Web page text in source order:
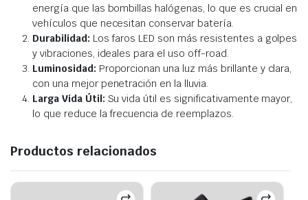
energía que las bombillas halógenas, lo que es crucial en
vehículos que necesitan conservar batería.
Durabilidad: Los faros LED son más resistentes a golpes
y vibraciones, ideales para el uso off-road.
Luminosidad: Proporcionan una luz más brillante y clara,
con una mejor penetración en la lluvia.
Larga Vida Útil: Su vida útil es significativamente mayor,
lo que reduce la frecuencia de reemplazos.
Productos relacionados